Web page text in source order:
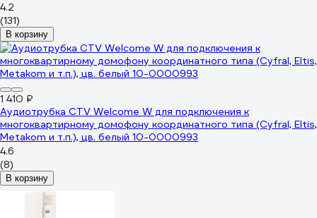
4.2
(131)
В корзину
1 410 ₽
Аудиотрубка CTV Welcome W для подключения к
многоквартирному домофону координатного типа (Cyfral, Eltis,
Metakom и т.п.), цв. белый 10-0000993
4.6
(8)
В корзину